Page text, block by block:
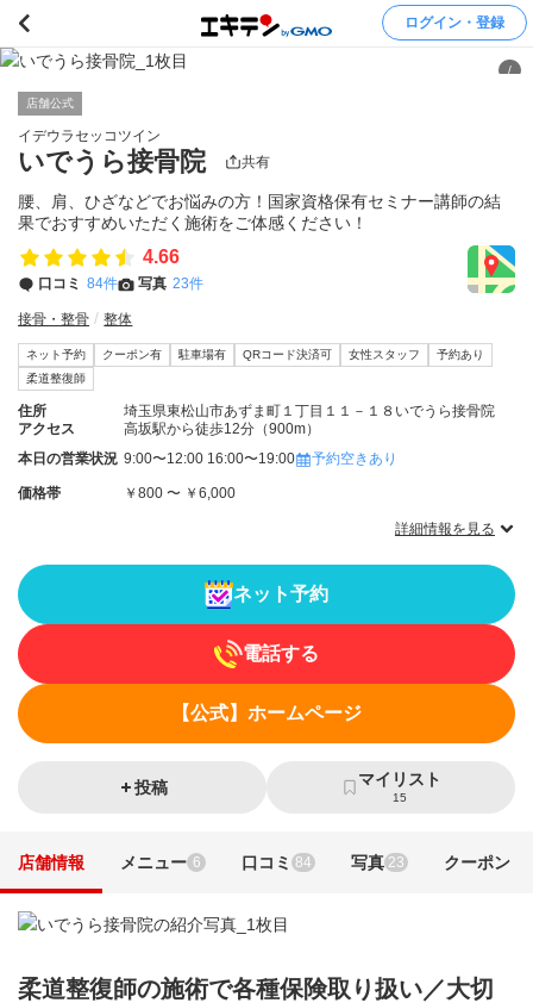
ログイン・登録
/
店舗公式
イデウラセッコツイン
いでうら接骨院 共有
腰、肩、ひざなどでお悩みの方！国家資格保有セミナー講師の結
果でおすすめいただく施術をご体感ください！
4.66
口コミ 84件 写真 23件
接骨・整骨 整体
ネット予約 クーポン有 駐車場有 QRコード決済可 女性スタッフ
予約あり
柔道整復師
住所
埼玉県東松山市あずま町１丁目１１－１８いでうら接骨院
アクセス
高坂駅から徒歩12分（900m）
本日の営業状況 9:00〜12:00 16:00〜19:00 予約空きあり
価格帯 ￥800 〜 ￥6,000
詳細情報を見る
ネット予約
電話する
【公式】ホームページ
投稿 マイリスト
15
店舗情報 メニュー 6 口コミ 84 写真 23 クーポン
柔道整復師の施術で各種保険取り扱い／大切